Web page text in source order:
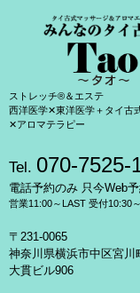
ストレッチ®＆エステ
西洋医学✕東洋医学＋タイ古
✕アロマテラピー
Tel. 070-7525-
電話予約のみ 只今Web
営業11:00～LAST 受付10:30
〒231-0065
神奈川県横浜市中区宮川
大貫ビル906